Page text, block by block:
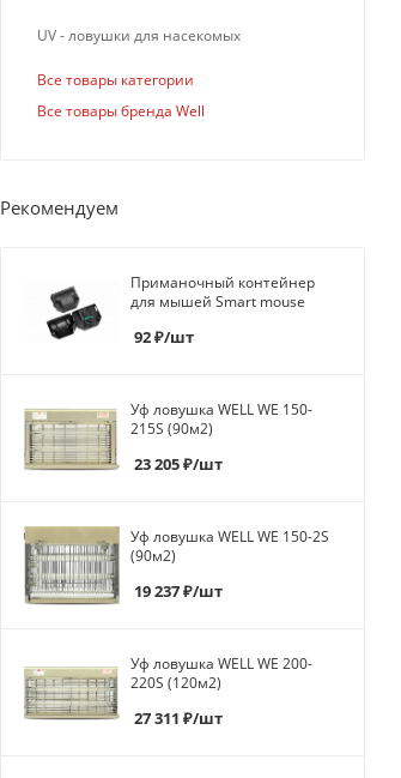
UV - ловушки для насекомых
Все товары категории
Все товары бренда Well
Рекомендуем
Приманочный контейнер
для мышей Smart mouse
92₽/шт
Уф ловушка WELL WE 150-
215S (90м2)
23 205₽/шт
Уф ловушка WELL WE 150-2S
(90м2)
19 237₽/шт
Уф ловушка WELL WE 200-
220S (120м2)
27 311 ₽/шт